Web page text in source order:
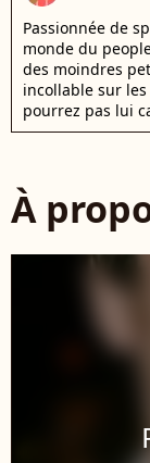
Passionnée de
monde du
des moindres
incollable sur
pourrez pas lui
À